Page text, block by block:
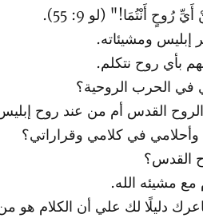
أَنْتُمَا!" (لو 9: 55).
ومشيئاته.
بأي روح نتكلم.
في الحرب الروحية؟
القدس أم من عند روح
في كلامي وقراراتي؟
القدس؟
مع مشيئه الله.
دليلًا لك علي أن الكلام هو